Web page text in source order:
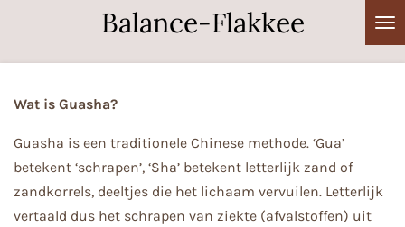
Balance-Flakkee
Wat is Guasha?
Guasha is een traditionele Chinese methode. ‘Gua’
betekent ‘schrapen’, ‘Sha’ betekent letterlijk zand of
zandkorrels, deeltjes die het lichaam vervuilen. Letterlijk
vertaald dus het schrapen van ziekte (afvalstoffen) uit